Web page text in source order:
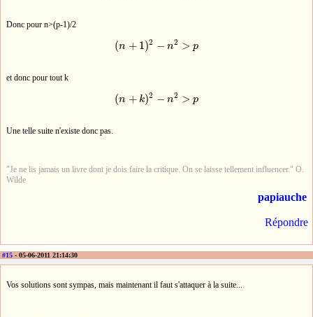
Donc pour n>(p-1)/2
(n + 1)2 − n2 > p
(n+ 1) −n 2>p
et donc pour tout k
(n + k)2 − n2 > p
(n+k) −n 2>p
Une telle suite n'existe donc pas.
"Je ne lis jamais un livre dont je dois faire la critique. On se laisse tellement influencer." O.
Wilde
papiauche
Répondre
#15 - 05-06-2011 21:14:30
Vos solutions sont sympas, mais maintenant il faut s'attaquer à la suite...